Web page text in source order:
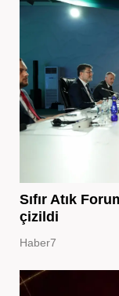
Sıfır Atık
çizildi
Haber7